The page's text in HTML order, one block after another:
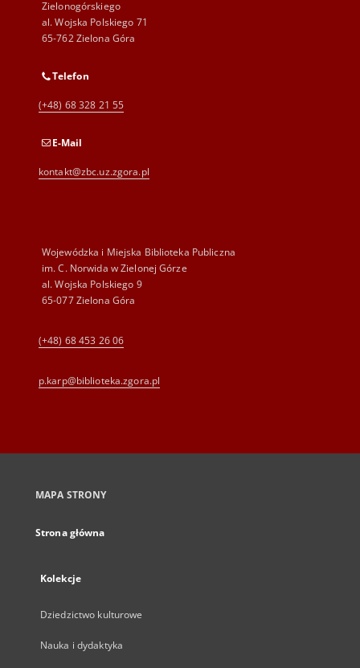
Zielonogórskiego
al. Wojska Polskiego 71
65-762 Zielona Góra
Telefon
(+48) 68 328 21 55
E-Mail
kontakt@zbc.uz.zgora.pl
Wojewódzka i Miejska Biblioteka Publiczna
im. C. Norwida w Zielonej Górze
al. Wojska Polskiego 9
65-077 Zielona Góra
(+48) 68 453 26 06
p.karp@biblioteka.zgora.pl
MAPA STRONY
Strona główna
Kolekcje
Dziedzictwo kulturowe
Nauka i dydaktyka